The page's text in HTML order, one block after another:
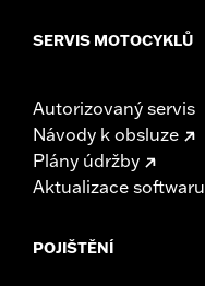
SERVIS MOTOCYKLŮ
Autorizovaný servis
Návody k obsluze
Plány údržby
Aktualizace softwaru
POJIŠTĚNÍ